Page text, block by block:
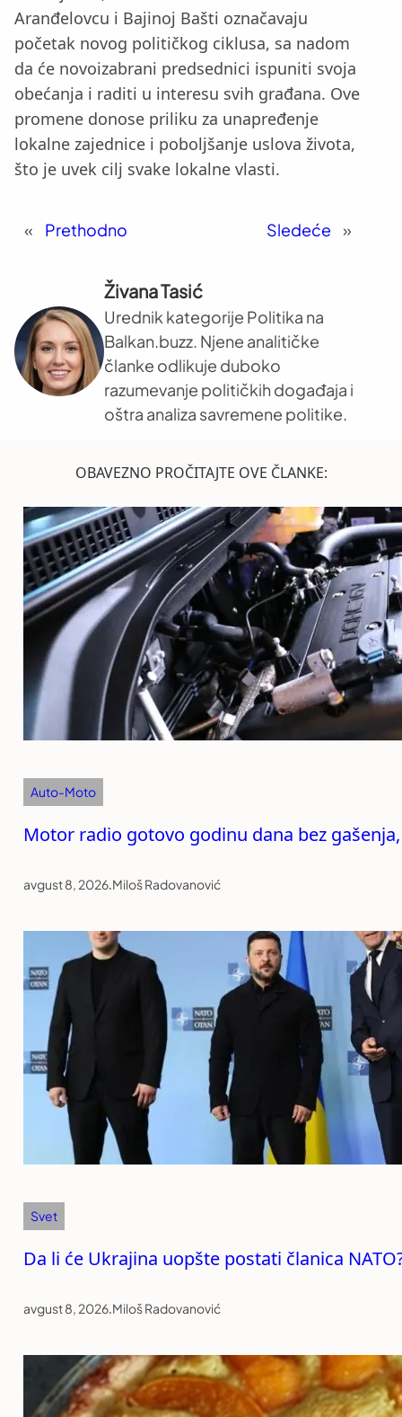
Aranđelovcu i Bajinoj Bašti označavaju
početak novog političkog ciklusa, sa nadom
da će novoizabrani predsednici ispuniti svoja
obećanja i raditi u interesu svih građana. Ove
promene donose priliku za unapređenje
lokalne zajednice i poboljšanje uslova života,
što je uvek cilj svake lokalne vlasti.
« Prethodno Sledeće »
Živana Tasić
Urednik kategorije Politika na
Balkan.buzz. Njene analitičke
članke odlikuje duboko
razumevanje političkih događaja i
oštra analiza savremene politike.
OBAVEZNO PROČITAJTE OVE ČLANKE:
Auto-Moto
Motor radio gotovo godinu dana bez
avgust 8, 2026.Miloš Radovanović
Svet
Da li će Ukrajina uopšte postati članica
avgust 8, 2026.Miloš Radovanović